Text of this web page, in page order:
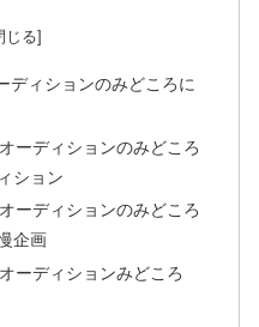
ディションのみどころに
ーディションのみどころ
ション
ーディションのみどころ
企画
ーディションみどころ